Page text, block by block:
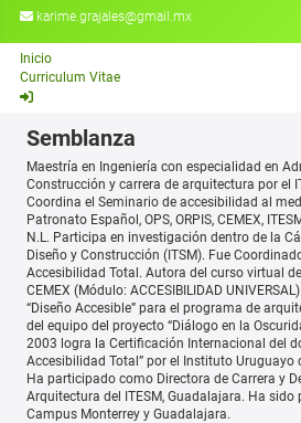
karime.grajales@gmail.mx
Inicio
Curriculum Vitae
Semblanza
Maestría en Ingeniería con especialidad en
Construcción y carrera de arquitectura por el
Coordina el Seminario de accesibilidad al
Patronato Español, OPS, ORPIS, CEMEX,
N.L. Participa en investigación dentro de la
Diseño y Construcción (ITSM). Fue
Accesibilidad Total. Autora del curso virtual
CEMEX (Módulo: ACCESIBILIDAD
“Diseño Accesible” para el programa de
del equipo del proyecto “Diálogo en la
2003 logra la Certificación Internacional del
Accesibilidad Total” por el Instituto Uruguayo
Ha participado como Directora de Carrera y
Arquitectura del ITESM, Guadalajara. Ha sido
Campus Monterrey y Guadalajara.